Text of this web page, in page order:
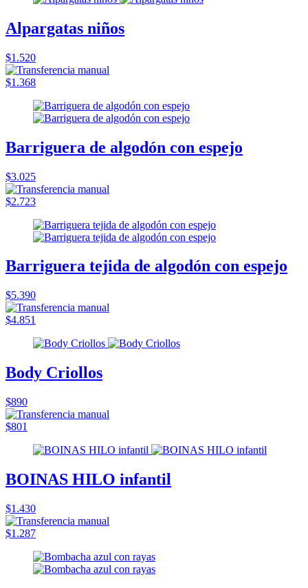
Alpargatas niños
$1.520
$1.368
Barriguera de algodón con espejo
$3.025
$2.723
Barriguera tejida de algodón con espejo
$5.390
$4.851
Body Criollos
$890
$801
BOINAS HILO infantil
$1.430
$1.287